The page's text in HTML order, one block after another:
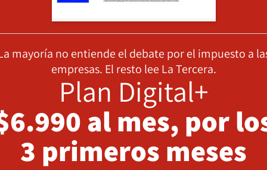
mayoría no entiende el debate por el impuesto a
empresas. El resto lee La Tercera.
Plan Digital+
al mes, por
3 primeros meses